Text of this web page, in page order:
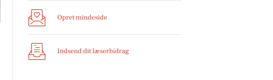
Opret mindeside
Indsend dit læserbidrag